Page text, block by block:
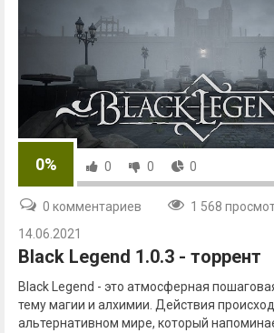
0% 0 0 0
0 комментариев
1 568
14.06.2021
Black Legend 1.0.3 - торрент
Black Legend - это атмосферная
тему магии и алхимии. Действия
альтернативном мире, который